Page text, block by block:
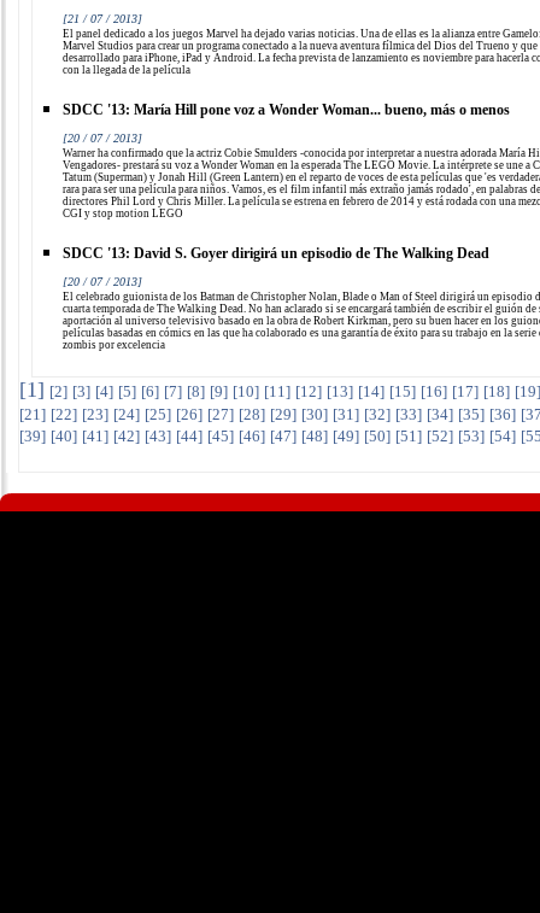
[21 / 07 / 2013]
El panel dedicado a los juegos Marvel ha dejado varias noticias. Una de ellas es la alianza entre
Marvel Studios para crear un programa conectado a la nueva aventura fílmica del Dios del Trueno y que
desarrollado para iPhone, iPad y Android. La fecha prevista de lanzamiento es noviembre para hacerla
con la llegada de la película
SDCC '13: María Hill pone voz a Wonder Woman... bueno, más o menos
[20 / 07 / 2013]
Warner ha confirmado que la actriz Cobie Smulders -conocida por interpretar a nuestra adorada María
Vengadores- prestará su voz a Wonder Woman en la esperada The LEGO Movie. La intérprete se une a
Tatum (Superman) y Jonah Hill (Green Lantern) en el reparto de voces de esta películas que 'es
rara para ser una película para niños. Vamos, es el film infantil más extraño jamás rodado', en palabras
directores Phil Lord y Chris Miller. La película se estrena en febrero de 2014 y está rodada con una
CGI y stop motion LEGO
SDCC '13: David S. Goyer dirigirá un episodio de The Walking Dead
[20 / 07 / 2013]
El celebrado guionista de los Batman de Christopher Nolan, Blade o Man of Steel dirigirá un episodio
cuarta temporada de The Walking Dead. No han aclarado si se encargará también de escribir el guión de
aportación al universo televisivo basado en la obra de Robert Kirkman, pero su buen hacer en los
películas basadas en cómics en las que ha colaborado es una garantía de éxito para su trabajo en la serie
zombis por excelencia
[1] [2] [3] [4] [5] [6] [7] [8] [9] [10] [11] [12] [13] [14] [15] [16] [17] [18] [19]
[21] [22] [23] [24] [25] [26] [27] [28] [29] [30] [31] [32] [33] [34] [35] [36] [
[39] [40] [41] [42] [43] [44] [45] [46] [47] [48] [49] [50] [51] [52] [53] [54] [